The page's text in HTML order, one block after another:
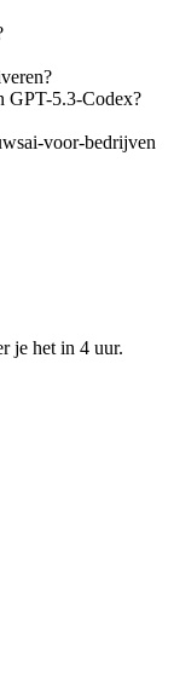
GPT-5.3-Codex?
ai-voor-bedrijven
je het in 4 uur.